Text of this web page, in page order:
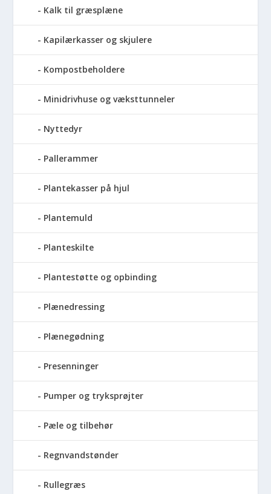
Kalk til græsplæne
Kapilærkasser og skjulere
Kompostbeholdere
Minidrivhuse og væksttunneler
Nyttedyr
Pallerammer
Plantekasser på hjul
Plantemuld
Planteskilte
Plantestøtte og opbinding
Plænedressing
Plænegødning
Presenninger
Pumper og tryksprøjter
Pæle og tilbehør
Regnvandstønder
Rullegræs